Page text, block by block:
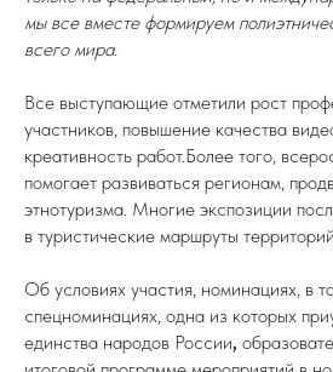
мы все вместе формируем
всего мира.
Все выступающие отметили рост
участников, повышение качества
креативность работ.Более того,
помогает развиваться регионам,
этнотуризма. Многие экспозиции
в туристические маршруты
Об условиях участия, номинациях, в
спецноминациях, одна из которых
единства народов России,